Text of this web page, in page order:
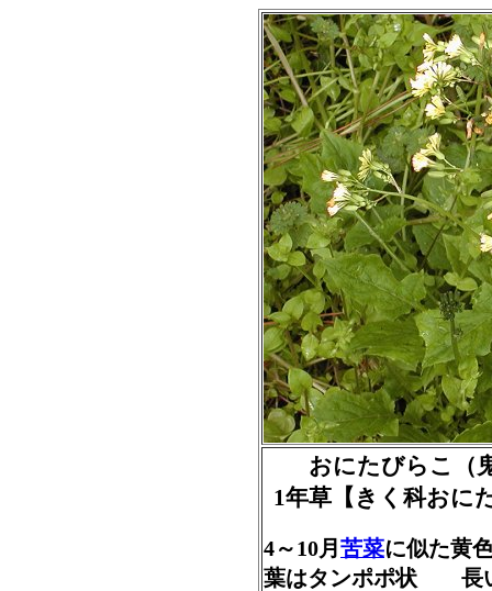
おにたびらこ（
1年草【きく科おに
4～10月 苦菜に似た黄
葉はタンポポ状 長